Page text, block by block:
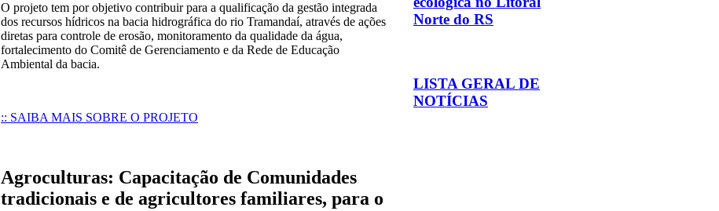
O projeto tem por objetivo contribuir para a qualificação da gestão integrada
dos recursos hídricos na bacia hidrográfica do rio Tramandaí, através de ações
diretas para controle de erosão, monitoramento da qualidade da água,
fortalecimento do Comitê de Gerenciamento e da Rede de Educação
Ambiental da bacia.
:: SAIBA MAIS SOBRE O PROJETO
Agroculturas: Capacitação de Comunidades
tradicionais e de agricultores familiares, para o
Norte do RS
LISTA GERAL DE
NOTÍCIAS